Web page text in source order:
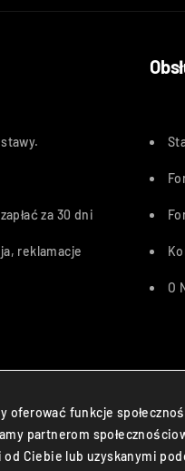
.
za 30 dni
reklamacje
O
funkcje
partnerom
Ciebie lub uzyskanymi